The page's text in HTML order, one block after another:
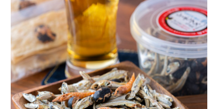
あの駅この駅
おのえきTIMES
せとうちの果実 清涼飲料水
雑貨シリーズ
恋するジャージー 瀬戸田レモン
蒜山ショコラ
蒜山ショコラクッキーズ
マップ・一覧から探す
カテゴリー・タグ・キーワードから探す
第16回 Re： 第15回 未来へつなぐ人
第14回 持続と進化 第13回 せとうちの海を育む山々
第12回 挑戦 第11回 せとうち
Urara
SAKU美SAKU楽
SETOUCHI TRAIN
La Malle de Bois
地酒列車
ABOUT
JR岡山の地域共生
ふるさとおこしプロジェクトとは
活動内容